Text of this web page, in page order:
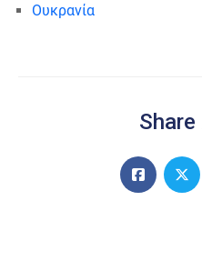
Ουκρανία